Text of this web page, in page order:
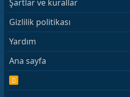
Şartlar ve kurallar
Gizlilik politikası
Yardım
Ana sayfa
R
S